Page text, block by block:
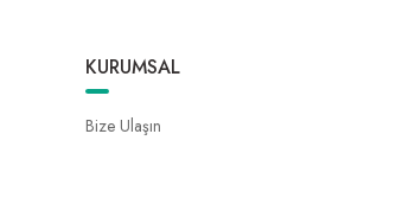
KURUMSAL
Bize Ulaşın